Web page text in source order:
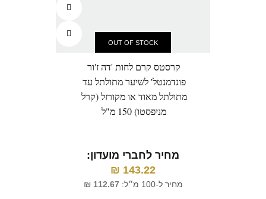
OUT OF STOCK
קרסטס קרם לחות 'דה ז'ור
פונדמנטל' לשיער מתולתל עד
מתולתל מאוד או מקורזל (קרל
מניפסטו) 150 מ"ל
מחיר לחברי מועדון:
143.22
₪
מחיר ל-100 מ״ל: 112.67
₪